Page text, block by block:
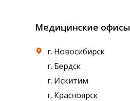
Медицинские офисы
г. Новосибирск
г. Бердск
г. Искитим
г. Красноярск